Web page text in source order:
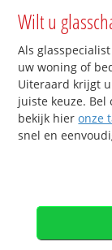
Wilt u
Als
uw woning of
Uiteraard krijgt
juiste keuze.
bekijk hieronze
snel en